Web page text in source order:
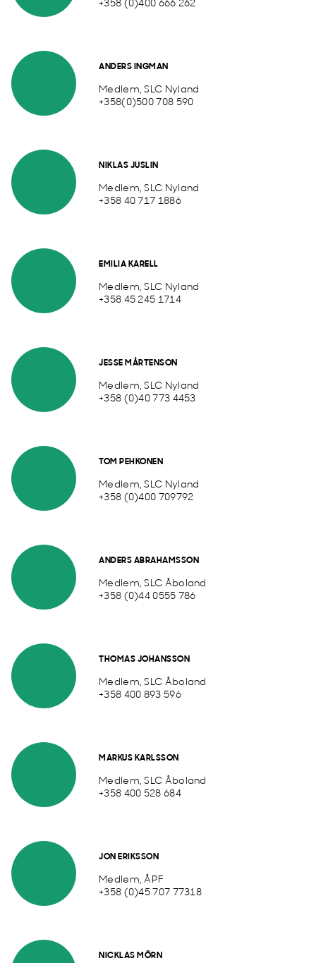
+358 (0)400 666 262
ANDERS INGMAN
Medlem, SLC Nyland
+358(0)500 708 590
NIKLAS JUSLIN
Medlem, SLC Nyland
+358 40 717 1886
EMILIA KARELL
Medlem, SLC Nyland
+358 45 245 1714
JESSE MÅRTENSON
Medlem, SLC Nyland
+358 (0)40 773 4453
TOM PEHKONEN
Medlem, SLC Nyland
+358 (0)400 709792
ANDERS ABRAHAMSSON
Medlem, SLC Åboland
+358 (0)44 0555 786
THOMAS JOHANSSON
Medlem, SLC Åboland
+358 400 893 596
MARKUS KARLSSON
Medlem, SLC Åboland
+358 400 528 684
JON ERIKSSON
Medlem, ÅPF
+358 (0)45 707 77318
NICKLAS MÖRN